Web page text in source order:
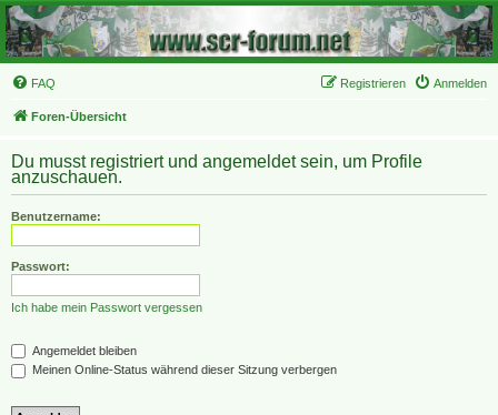
FAQ Anmelden
Registrieren
Foren-Übersicht
Du musst registriert und angemeldet sein, um Profile
anzuschauen.
Benutzername:
Passwort:
Ich habe mein Passwort vergessen
Angemeldet bleiben
Meinen Online-Status während dieser Sitzung verbergen